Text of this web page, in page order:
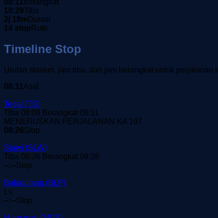
10:29Tiba
2j 18m Durasi
14 stop Rute
Timeline Stop
Urutan stasiun, jam tiba, dan jam berangkat untuk perjalanan
08:11Asal
Tegal (TG)
Tiba 08:08 Berangkat 08:11
MENERUSKAN PERJALANAN KA 197
08:26Stop
Slawi (SLW)
Tiba 08:26 Berangkat 08:28
--:--Stop
Balapulang (BLP)
Ls
--:--Stop